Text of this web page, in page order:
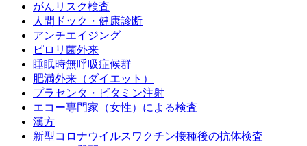
がんリスク検査
人間ドック・健康診断
アンチエイジング
ピロリ菌外来
睡眠時無呼吸症候群
肥満外来（ダイエット）
プラセンタ・ビタミン注射
エコー専門家（女性）による検査
漢方
新型コロナウイルスワクチン接種後の抗体検査